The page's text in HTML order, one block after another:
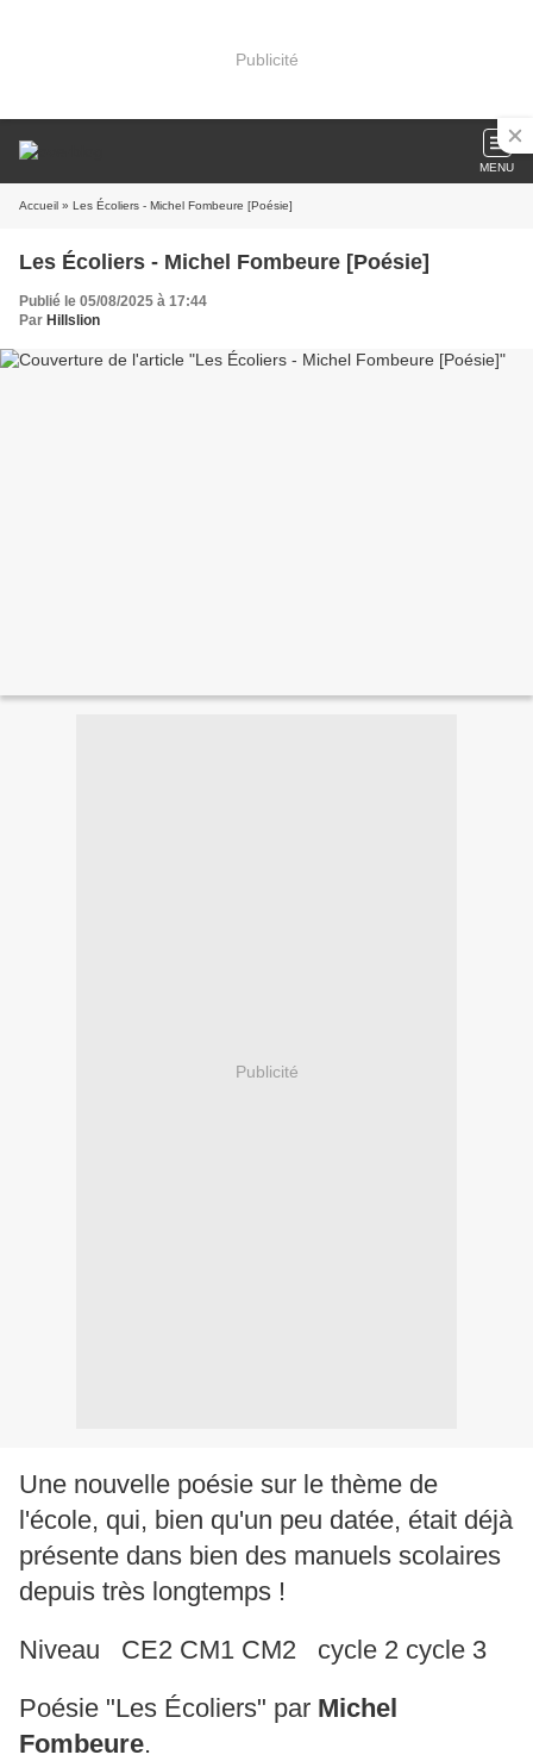
Publicité
MENU
Accueil » Les Écoliers - Michel Fombeure [Poésie]
Les Écoliers - Michel Fombeure [Poésie]
Publié le 05/08/2025 à 17:44
Par Hillslion
Publicité
Une nouvelle poésie sur le thème de
l'école, qui, bien qu'un peu datée, était déjà
présente dans bien des manuels scolaires
depuis très longtemps !
Niveau CE2 CM1 CM2 cycle 2 cycle 3
Poésie "Les Écoliers" par Michel
Fombeure.